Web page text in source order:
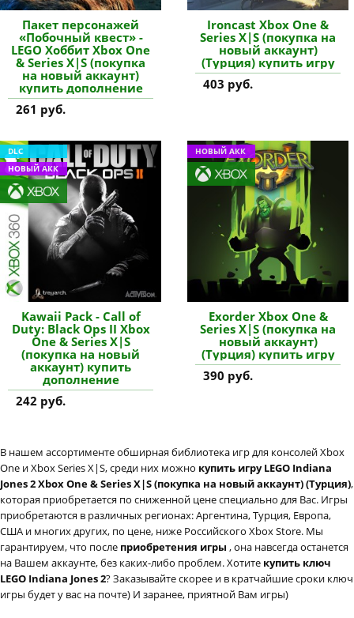
Пакет персонажей
«Побочный квест» -
LEGO Хоббит Xbox One
& Series X|S (покупка
на новый аккаунт)
купить дополнение
261 руб.
Ironcast Xbox One &
Series X|S (покупка на
новый аккаунт)
(Турция) купить игру
403 руб.
DLC
НОВЫЙ АКК
Kawaii Pack - Call of
Duty: Black Ops II Xbox
One & Series X|S
(покупка на новый
аккаунт) купить
дополнение
242 руб.
НОВЫЙ АКК
Exorder Xbox One &
Series X|S (покупка на
новый аккаунт)
(Турция) купить игру
390 руб.
В нашем ассортименте обширная библиотека игр для консолей Xbox
One и Xbox Series X|S, среди них можно купить игру LEGO Indiana
Jones 2 Xbox One & Series X|S (покупка на новый аккаунт) (Турция),
которая приобретается по сниженной цене специально для Вас. Игры
приобретаются в различных регионах: Аргентина, Турция, Европа,
США и многих других, по цене, ниже Российского Xbox Store. Мы
гарантируем, что после приобретения игры , она навсегда останется
на Вашем аккаунте, без каких-либо проблем. Хотите купить ключ
LEGO Indiana Jones 2? Заказывайте скорее и в кратчайшие сроки ключ
игры будет у вас на почте) И заранее, приятной Вам игры)